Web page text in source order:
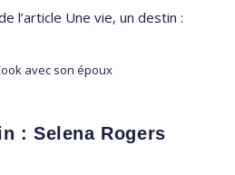
avec son époux
: Selena Rogers